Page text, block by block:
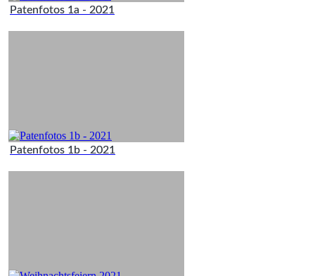
Patenfotos 1a - 2021
Patenfotos 1b - 2021